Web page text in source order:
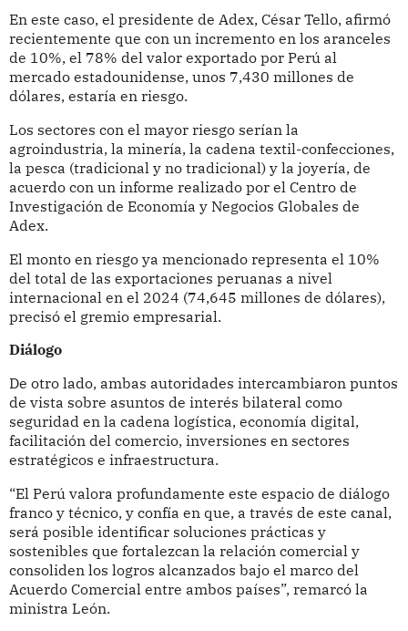
En este caso, el presidente de Adex, César Tello, afirmó
recientemente que con un incremento en los aranceles
de 10%, el 78% del valor exportado por Perú al
mercado estadounidense, unos 7,430 millones de
dólares, estaría en riesgo.
Los sectores con el mayor riesgo serían la
agroindustria, la minería, la cadena textil-confecciones,
la pesca (tradicional y no tradicional) y la joyería, de
acuerdo con un informe realizado por el Centro de
Investigación de Economía y Negocios Globales de
Adex.
El monto en riesgo ya mencionado representa el 10%
del total de las exportaciones peruanas a nivel
internacional en el 2024 (74,645 millones de dólares),
precisó el gremio empresarial.
Diálogo
De otro lado, ambas autoridades intercambiaron puntos
de vista sobre asuntos de interés bilateral como
seguridad en la cadena logística, economía digital,
facilitación del comercio, inversiones en sectores
estratégicos e infraestructura.
“El Perú valora profundamente este espacio de diálogo
franco y técnico, y confía en que, a través de este canal,
será posible identificar soluciones prácticas y
sostenibles que fortalezcan la relación comercial y
consoliden los logros alcanzados bajo el marco del
Acuerdo Comercial entre ambos países”, remarcó la
ministra León.